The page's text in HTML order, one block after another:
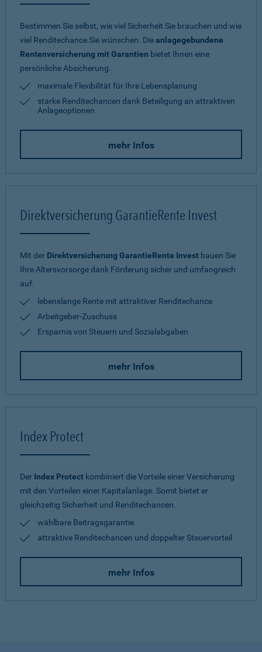
Bestimmen Sie selbst, wie viel Sicherheit Sie brauchen und wie
viel Renditechance Sie wünschen. Dieanlagegebundene
Rentenversicherung mit Garantien bietet Ihnen eine
persönliche Absicherung.
maximale Flexibilität für Ihre Lebensplanung
starke Renditechancen dank Beteiligung an attraktiven
Anlageoptionen
mehr Infos
Direktversicherung GarantieRente Invest
Mit der Direktversicherung GarantieRente Invest bauen Sie
Ihre Altersvorsorge dank Förderung sicher und umfangreich
auf.
lebenslange Rente mit attraktiver Renditechance
Arbeitgeber-Zuschuss
Ersparnis von Steuern und Sozialabgaben
mehr Infos
Index Protect
Der Index Protect kombiniert die Vorteile einer Versicherung
mit den Vorteilen einer Kapitalanlage. Somit bietet er
gleichzeitig Sicherheit und Renditechancen.
wählbare Beitragsgarantie
attraktive Renditechancen und doppelter Steuervorteil
mehr Infos